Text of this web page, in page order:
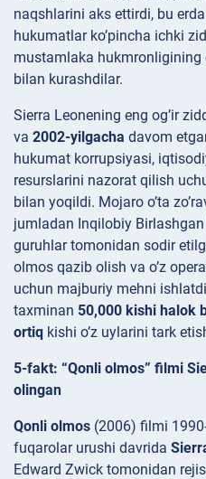
naqshlarini aks ettirdi, bu
hukumatlar ko’pincha ichki
mustamlaka hukmronligining
bilan kurashdilar.
Sierra Leonening eng og’ir
va 2002-yilgacha davom
hukumat korrupsiyasi,
resurslarini nazorat qilish
bilan yoqildi. Mojaro o’ta
jumladan Inqilobiy
guruhlar tomonidan sodir
olmos qazib olish va o’z
uchun majburiy mehni
taxminan 50,000 kishi halok
ortiq kishi o’z uylarini tark
5-fakt: “Qonli olmos” filmi
olingan
Qonli olmos (2006) filmi
fuqarolar urushi davrida
Edward Zwick tomonidan